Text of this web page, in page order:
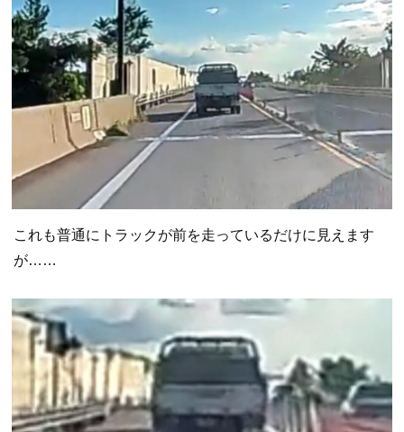
これも普通にトラックが前を走っているだけに見えます
が……